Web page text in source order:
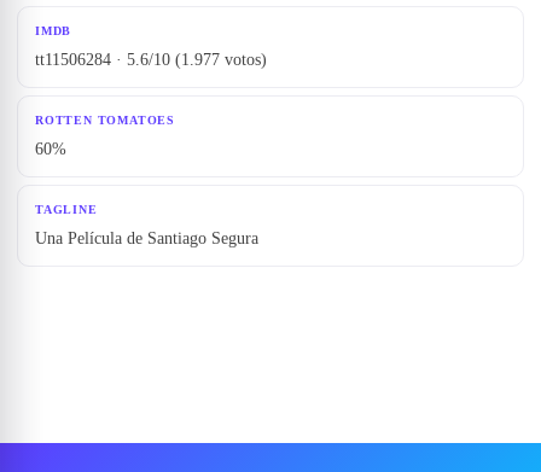
IMDB
tt11506284 · 5.6/10 (1.977 votos)
ROTTEN TOMATOES
60%
TAGLINE
Una Película de Santiago Segura